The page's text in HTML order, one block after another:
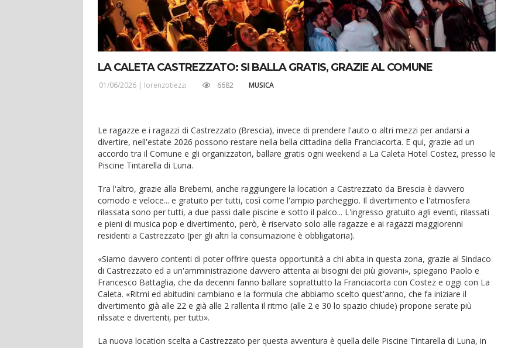
LA CALETA CASTREZZATO: SI BALLA GRATIS, GRAZIE AL COMUNE
01/06/2026 | lorenzotiezzi 6682 MUSICA
Le ragazze e i ragazzi di Castrezzato (Brescia), invece di prendere l'auto o altri mezzi per andarsi a
divertire, nell'estate 2026 possono restare nella bella cittadina della Franciacorta. E qui, grazie ad un
accordo tra il Comune e gli organizzatori, ballare gratis ogni weekend a La Caleta Hotel Costez, presso le
Piscine Tintarella di Luna.
Tra l'altro, grazie alla Brebemi, anche raggiungere la location a Castrezzato da Brescia è davvero
comodo e veloce... e gratuito per tutti, così come l'ampio parcheggio. Il divertimento e l'atmosfera
rilassata sono per tutti, a due passi dalle piscine e sotto il palco... L'ingresso gratuito agli eventi, rilassati
e pieni di musica pop e divertimento, però, è riservato solo alle ragazze e ai ragazzi maggiorenni
residenti a Castrezzato (per gli altri la consumazione è obbligatoria).
«Siamo davvero contenti di poter offrire questa opportunità a chi abita in questa zona, grazie al Sindaco
di Castrezzato ed a un'amministrazione davvero attenta ai bisogni dei più giovani», spiegano Paolo e
Francesco Battaglia, che da decenni fanno ballare soprattutto la Franciacorta con Costez e oggi con La
Caleta. «Ritmi ed abitudini cambiano e la formula che abbiamo scelto quest'anno, che fa iniziare il
divertimento già alle 22 e già alle 2 rallenta il ritmo (alle 2 e 30 lo spazio chiude) propone serate più
rilssate e divertenti, per tutti».
La nuova location scelta a Castrezzato per questa avventura è quella delle Piscine Tintarella di Luna, in